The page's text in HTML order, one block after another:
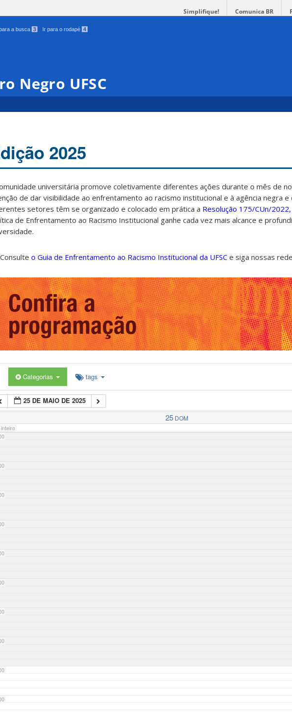
Simplifique! Comunica BR
a busca 3 Ir para o rodapé 4
Negro UFSC
2025
universitária promove coletivamente diferentes ações durante o mês de
de dar visibilidade ao enfrentamento ao racismo institucional e à agência negra e
setores têm se organizado e colocado em prática a Resolução 175/CUn/2022,
de Enfrentamento ao Racismo Institucional ganhe cada vez mais alcance e
o Guia de Enfrentamento ao Racismo Institucional da UFSC e siga nossas
Categorias tags
25 DE MAIO DE 2025
25 DOM
inteiro